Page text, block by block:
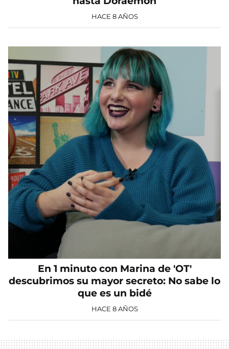
HACE 8 AÑOS
En 1 minuto con Marina de 'OT'
descubrimos su mayor secreto: No sabe lo
que es un bidé
HACE 8 AÑOS